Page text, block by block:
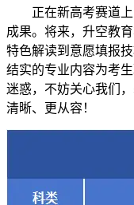
正在新高考赛道上
成果。将来，升空教
特色解读到意愿填报
结实的专业内容为考
迷惑，不妨关心我们
清晰、更从容！